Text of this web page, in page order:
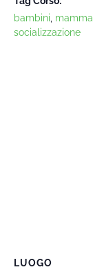
bambini mamma
socializzazione
LUOGO